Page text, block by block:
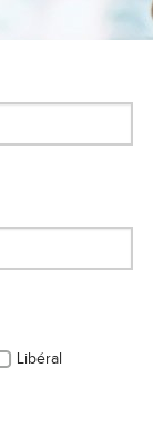
Libéral